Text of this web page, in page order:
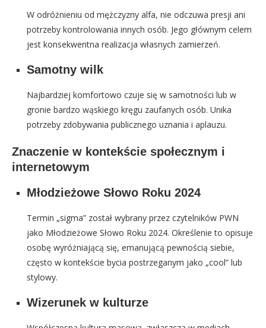
W odróżnieniu od mężczyzny alfa, nie odczuwa presji ani
potrzeby kontrolowania innych osób. Jego głównym celem
jest konsekwentna realizacja własnych zamierzeń.
Samotny wilk
Najbardziej komfortowo czuje się w samotności lub w
gronie bardzo wąskiego kręgu zaufanych osób. Unika
potrzeby zdobywania publicznego uznania i aplauzu.
Znaczenie w kontekście społecznym i
internetowym
Młodzieżowe Słowo Roku 2024
Termin „sigma” został wybrany przez czytelników PWN
jako Młodzieżowe Słowo Roku 2024. Określenie to opisuje
osobę wyróżniającą się, emanującą pewnością siebie,
często w kontekście bycia postrzeganym jako „cool” lub
stylowy.
Wizerunek w kulturze